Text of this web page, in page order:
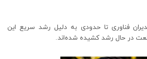
فناوری تا حدودی به دلیل رشد سریع این
در حال رشد کشیده شده‌اند.